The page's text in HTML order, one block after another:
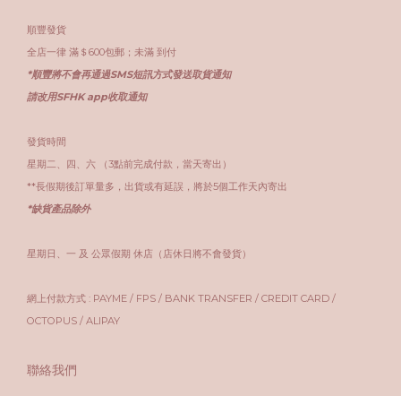
順豐發貨
全店一律 滿＄600包郵；未滿 到付
*順豐將不會再通過SMS短訊方式發送取貨通知
請改用SFHK app收取通知
發貨時間
星期二、四、六 （3點前完成付款，當天寄出）
**長假期後訂單量多，出貨或有延誤，將於5個工作天內寄出
*缺貨產品除外
星期日、一 及 公眾假期 休店（店休日將不會發貨）
網上付款方式 : PAYME / FPS / BANK TRANSFER / CREDIT CARD /
OCTOPUS / ALIPAY
聯絡我們